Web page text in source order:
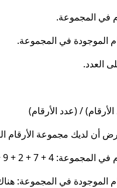
في المجموعة.
الموجودة في المجموعة.
العدد.
/ (عدد الأرقام)
مجموعة الأرقام التالية: 4 ، 7 ، 2
4 + 7 + 2 + 9 + 5 = 27
في المجموعة: هناك 5 أرقام في